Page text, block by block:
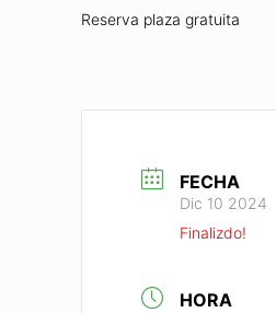
Reserva plaza gratuita
FECHA
Dic 10 2024
Finalizdo!
HORA